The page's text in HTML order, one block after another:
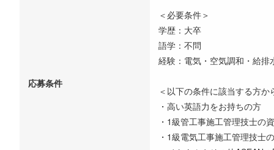
応募条件
＜必要条件＞
学歴：大卒
語学：不問
経験：電気・空気調和・給
＜以下の条件に該当する方か
・高い英語力をお持ちの方
・1級管工事施工管理技士の
・1級電気工事施工管理技士